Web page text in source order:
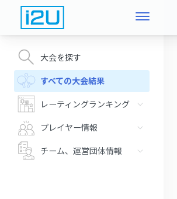
大会を探す
すべての大会結果
レーティングランキング
プレイヤー情報
チーム、運営団体情報